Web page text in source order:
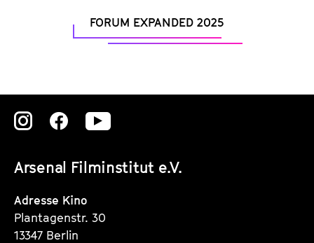
FORUM EXPANDED 2025
Arsenal Filminstitut e.V.
Zu
Instagram
Seite
Zu
Instagram
Seite
Zu
Instagram
Adresse Kino
Plantagenstr. 30
13347 Berlin